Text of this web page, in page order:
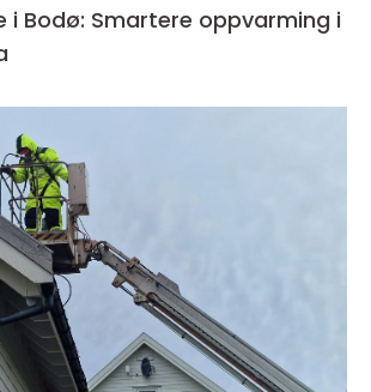
i Bodø: Smartere oppvarming i